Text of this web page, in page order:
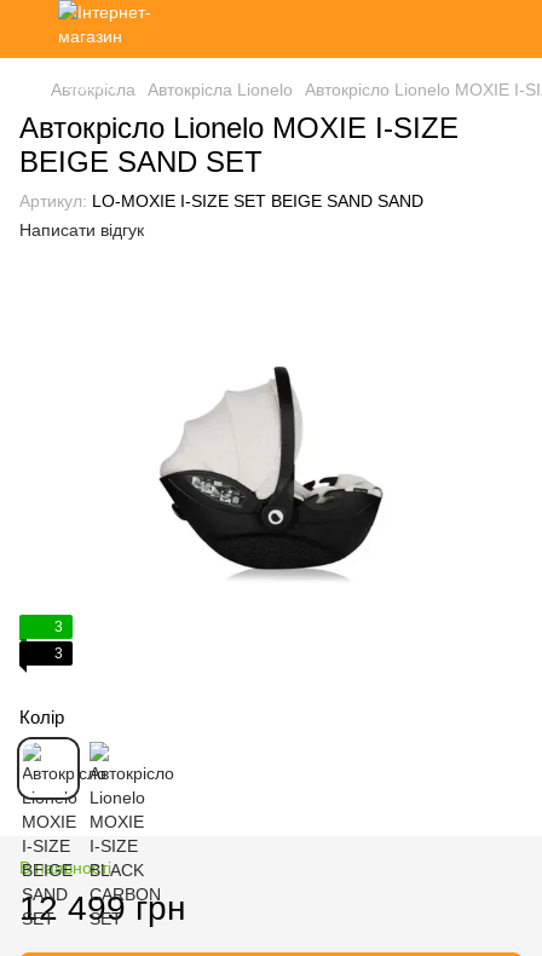
Автокрісла Автокрісла Lionelo Автокрісло Lionelo MOXIE I-
Автокрісло Lionelo MOXIE I-SIZE
BEIGE SAND SET
Артикул: LO-MOXIE I-SIZE SET BEIGE SAND SAND
Написати відгук
3
3
Колір
В наявності
12 499 грн